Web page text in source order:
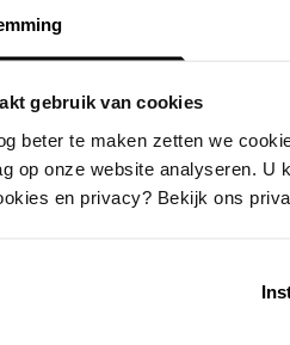
gebruik van cookies
beter te maken zetten we
op onze website analyseren.
en privacy? Bekijk ons